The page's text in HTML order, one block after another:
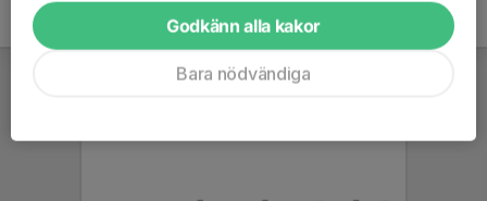
Godkänn alla kakor
Bara nödvändiga